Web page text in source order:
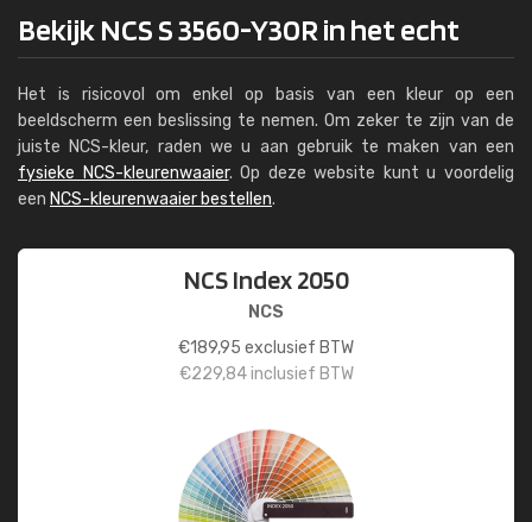
Bekijk NCS S 3560-Y30R in het echt
Het is risicovol om enkel op basis van een kleur op een
beeldscherm een beslissing te nemen. Om zeker te zijn van de
juiste NCS-kleur, raden we u aan gebruik te maken van een
fysieke NCS-kleurenwaaier. Op deze website kunt u voordelig
een NCS-kleurenwaaier bestellen.
NCS Index 2050
NCS
€189,95 exclusief BTW
€229,84inclusief BTW